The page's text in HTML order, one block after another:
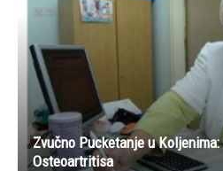
Zvučno Pucketanje u Koljenima:
Osteoartritisa